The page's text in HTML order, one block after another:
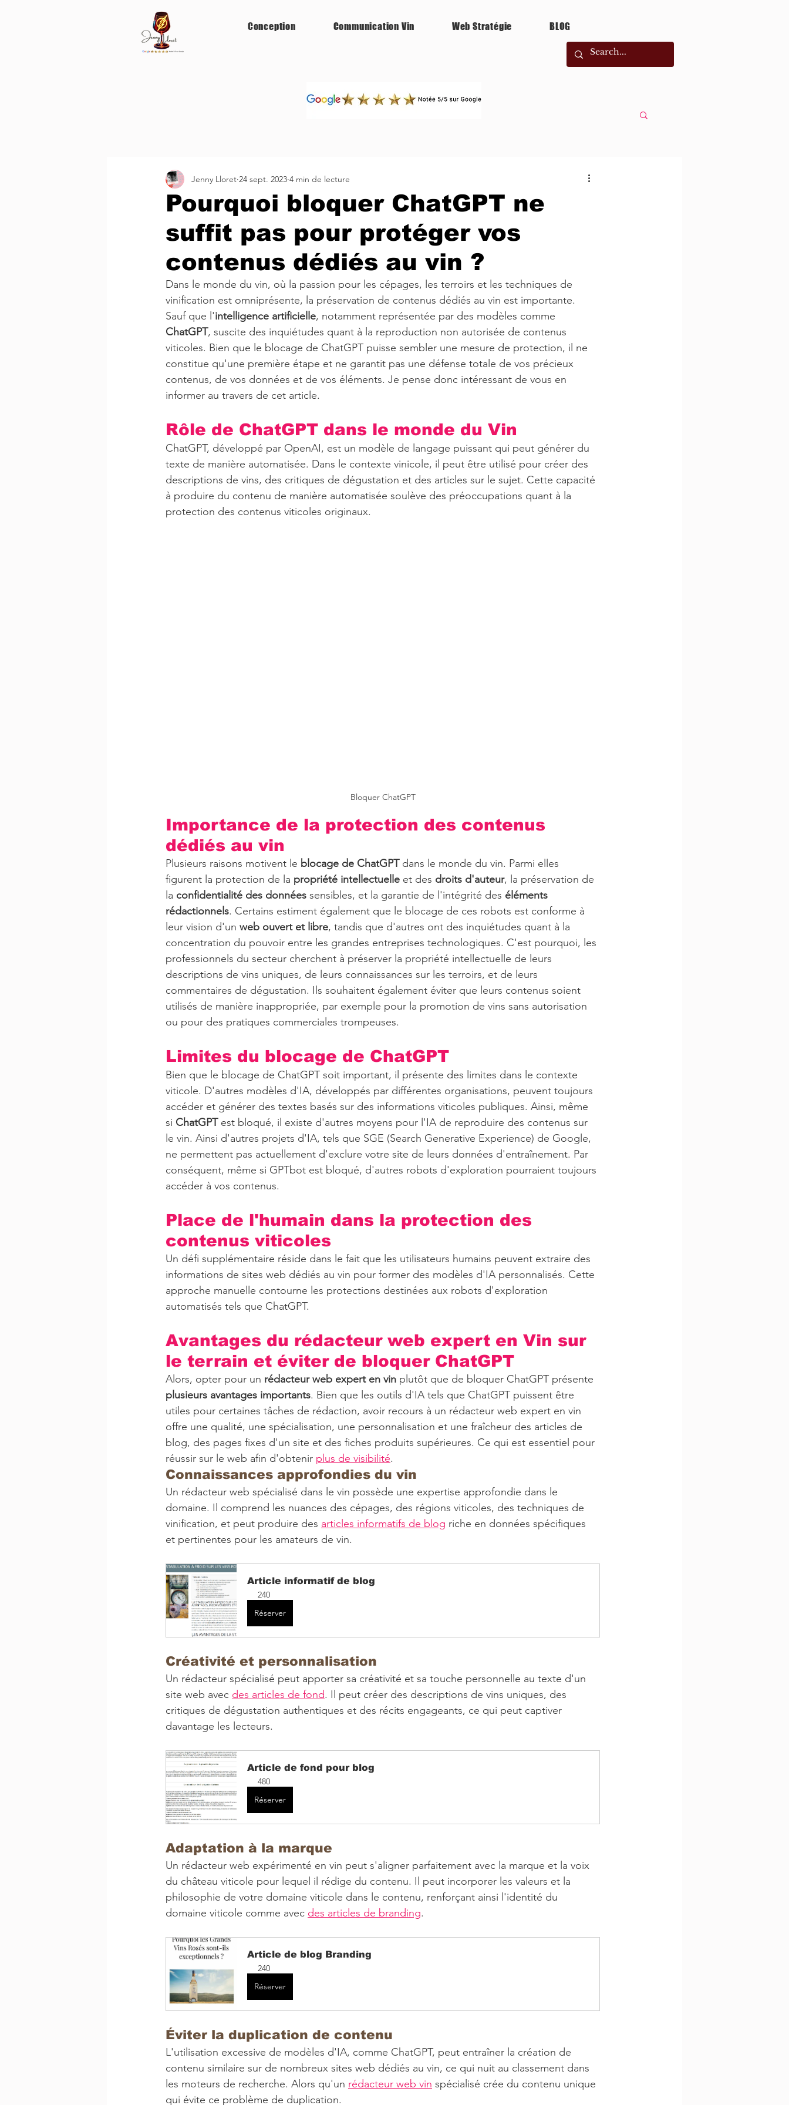
Conception Communication Vin Web Stratégie BLOG
Pourquoi bloquer ChatGPT ne
suffit pas pour protéger vos
contenus dédiés au vin ?
Jenny Lloret 24 sept. 2023 4 min de lecture
Dans le monde du vin, où la passion pour les cépages, les terroirs et les techniques de
vinification est omniprésente, la préservation de contenus dédiés au vin est importante.
Sauf que l'intelligence artificielle, notamment représentée par des modèles comme
ChatGPT, suscite des inquiétudes quant à la reproduction non autorisée de contenus
viticoles. Bien que le blocage de ChatGPT puisse sembler une mesure de protection, il ne
constitue qu'une première étape et ne garantit pas une défense totale de vos précieux
contenus, de vos données et de vos éléments. Je pense donc intéressant de vous en
informer au travers de cet article.
Rôle de ChatGPT dans le monde du Vin
ChatGPT, développé par OpenAI, est un modèle de langage puissant qui peut générer du
texte de manière automatisée. Dans le contexte vinicole, il peut être utilisé pour créer des
descriptions de vins, des critiques de dégustation et des articles sur le sujet. Cette capacité
à produire du contenu de manière automatisée soulève des préoccupations quant à la
protection des contenus viticoles originaux.
Bloquer ChatGPT
Importance de la protection des contenus
dédiés au vin
Plusieurs raisons motivent le blocage de ChatGPT dans le monde du vin. Parmi elles
figurent la protection de la propriété intellectuelle et des droits d'auteur, la préservation de
la confidentialité des données sensibles, et la garantie de l'intégrité des éléments
rédactionnels. Certains estiment également que le blocage de ces robots est conforme à
leur vision d'un web ouvert et libre, tandis que d'autres ont des inquiétudes quant à la
concentration du pouvoir entre les grandes entreprises technologiques. C'est pourquoi, les
professionnels du secteur cherchent à préserver la propriété intellectuelle de leurs
descriptions de vins uniques, de leurs connaissances sur les terroirs, et de leurs
commentaires de dégustation. Ils souhaitent également éviter que leurs contenus soient
utilisés de manière inappropriée, par exemple pour la promotion de vins sans autorisation
ou pour des pratiques commerciales trompeuses.
Limites du blocage de ChatGPT
Bien que le blocage de ChatGPT soit important, il présente des limites dans le contexte
viticole. D'autres modèles d'IA, développés par différentes organisations, peuvent toujours
accéder et générer des textes basés sur des informations viticoles publiques. Ainsi, même
si ChatGPT est bloqué, il existe d'autres moyens pour l'IA de reproduire des contenus sur
le vin. Ainsi d'autres projets d'IA, tels que SGE (Search Generative Experience) de Google,
ne permettent pas actuellement d'exclure votre site de leurs données d'entraînement. Par
conséquent, même si GPTbot est bloqué, d'autres robots d'exploration pourraient toujours
accéder à vos contenus.
Place de l'humain dans la protection des
contenus viticoles
Un défi supplémentaire réside dans le fait que les utilisateurs humains peuvent extraire des
informations de sites web dédiés au vin pour former des modèles d'IA personnalisés. Cette
approche manuelle contourne les protections destinées aux robots d'exploration
automatisés tels que ChatGPT.
Avantages du rédacteur web expert en Vin sur
le terrain et éviter de bloquer ChatGPT
Alors, opter pour un rédacteur web expert en vin plutôt que de bloquer ChatGPT présente
plusieurs avantages importants. Bien que les outils d'IA tels que ChatGPT puissent être
utiles pour certaines tâches de rédaction, avoir recours à un rédacteur web expert en vin
offre une qualité, une spécialisation, une personnalisation et une fraîcheur des articles de
blog, des pages fixes d'un site et des fiches produits supérieures. Ce qui est essentiel pour
réussir sur le web afin d'obtenir plus de visibilité.
Connaissances approfondies du vin
Un rédacteur web spécialisé dans le vin possède une expertise approfondie dans le
domaine. Il comprend les nuances des cépages, des régions viticoles, des techniques de
vinification, et peut produire des articles informatifs de blog riche en données spécifiques
et pertinentes pour les amateurs de vin.
Article informatif de blog
240
Réserver
Créativité et personnalisation
Un rédacteur spécialisé peut apporter sa créativité et sa touche personnelle au texte d'un
site web avec des articles de fond. Il peut créer des descriptions de vins uniques, des
critiques de dégustation authentiques et des récits engageants, ce qui peut captiver
davantage les lecteurs.
Article de fond pour blog
480
Réserver
Adaptation à la marque
Un rédacteur web expérimenté en vin peut s'aligner parfaitement avec la marque et la voix
du château viticole pour lequel il rédige du contenu. Il peut incorporer les valeurs et la
philosophie de votre domaine viticole dans le contenu, renforçant ainsi l'identité du
domaine viticole comme avec des articles de branding.
Article de blog Branding
240
Réserver
Éviter la duplication de contenu
L'utilisation excessive de modèles d'IA, comme ChatGPT, peut entraîner la création de
contenu similaire sur de nombreux sites web dédiés au vin, ce qui nuit au classement dans
les moteurs de recherche. Alors qu'un rédacteur web vin spécialisé crée du contenu unique
qui évite ce problème de duplication.